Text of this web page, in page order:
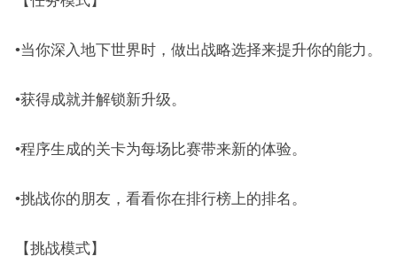
•当你深入地下世界时，做出战略选择来提升你的能力。
•获得成就并解锁新升级。
•程序生成的关卡为每场比赛带来新的体验。
•挑战你的朋友，看看你在排行榜上的排名。
【挑战模式】